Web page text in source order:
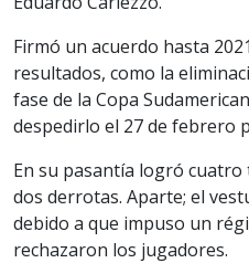
Firmó un acuerdo hasta
resultados, como la
fase de la Copa
despedirlo el 27 de febrero
En su pasantía logró
dos derrotas. Aparte; el
debido a que impuso un
rechazaron los jugadores.